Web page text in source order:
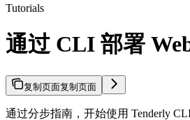
Tutorials
通过 CLI 部署
复制页面复制页面
通过分步指南，开始使用 Tenderly CLI